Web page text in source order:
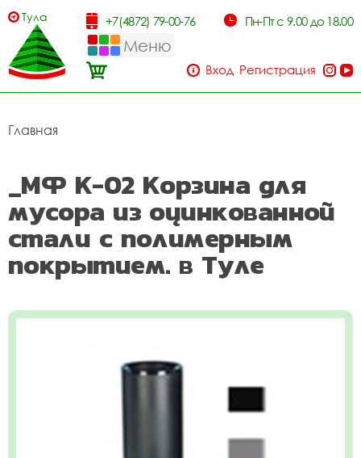
Тула +7(4872) 79-00-76 Пн-Пт с 9.00 до 18.00
Меню
Вход Регистрация
Главная
_МФ К-02 Корзина для
мусора из оцинкованной
стали с полимерным
покрытием. в Туле